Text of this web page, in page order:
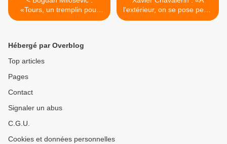
«Tours, un tremplin pour
viser plus haut»
l'extérieur, on se pose peut-
être trop de questions» >
Hébergé par Overblog
Top articles
Pages
Contact
Signaler un abus
C.G.U.
Cookies et données personnelles